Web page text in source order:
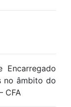
no âmbito do
CFA